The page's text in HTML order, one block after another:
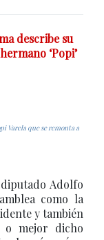
describe su
‘Popi’
Varela que se remonta a
Adolfo
como la
y también
o mejor dicho